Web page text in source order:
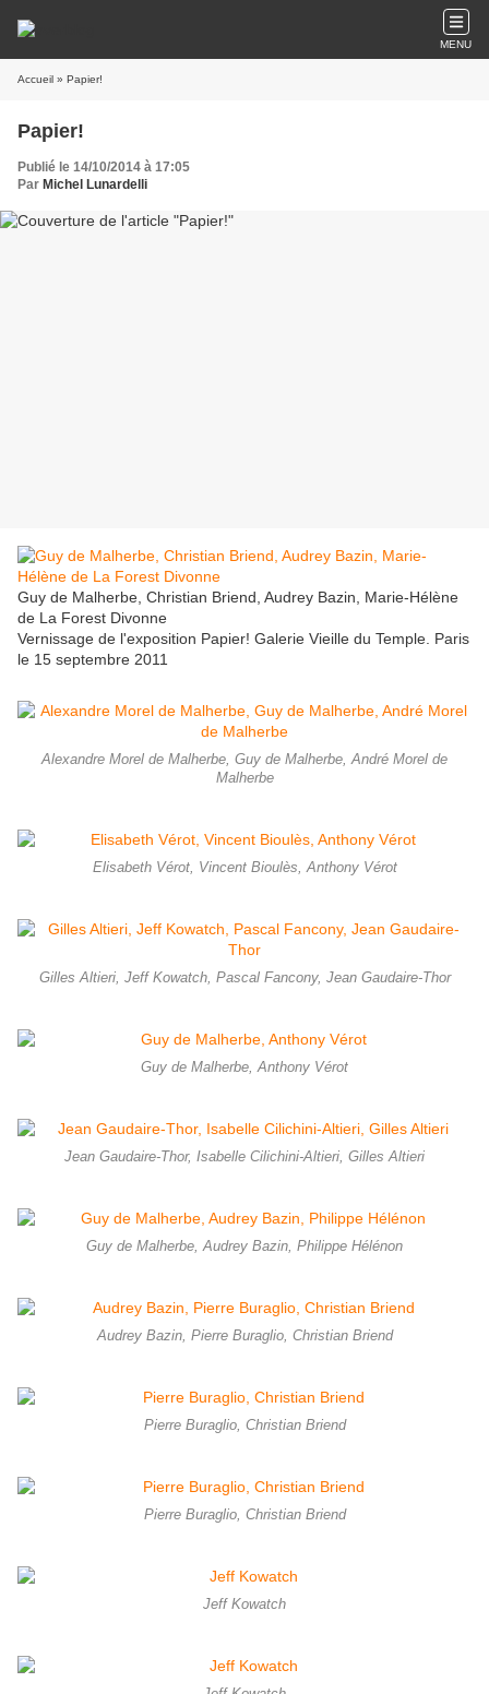
MENU
Accueil » Papier!
Papier!
Publié le 14/10/2014 à 17:05
Par Michel Lunardelli
Guy de Malherbe, Christian Briend, Audrey Bazin, Marie-Hélène
de La Forest Divonne
Vernissage de l'exposition Papier! Galerie Vieille du Temple. Paris
le 15 septembre 2011
Alexandre Morel de Malherbe, Guy de Malherbe, André Morel de
Malherbe
Elisabeth Vérot, Vincent Bioulès, Anthony Vérot
Gilles Altieri, Jeff Kowatch, Pascal Fancony, Jean Gaudaire-Thor
Guy de Malherbe, Anthony Vérot
Jean Gaudaire-Thor, Isabelle Cilichini-Altieri, Gilles Altieri
Guy de Malherbe, Audrey Bazin, Philippe Hélénon
Audrey Bazin, Pierre Buraglio, Christian Briend
Pierre Buraglio, Christian Briend
Pierre Buraglio, Christian Briend
Jeff Kowatch